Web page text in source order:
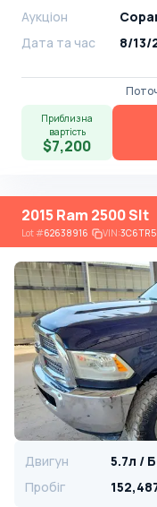
Аукціон
Дата та час
8/13/
Приблизна
вартість
$7,200
2015 Ram 2500 Slt
Lot#62638916 VIN:
Двигун 5.7л /
Пробіг